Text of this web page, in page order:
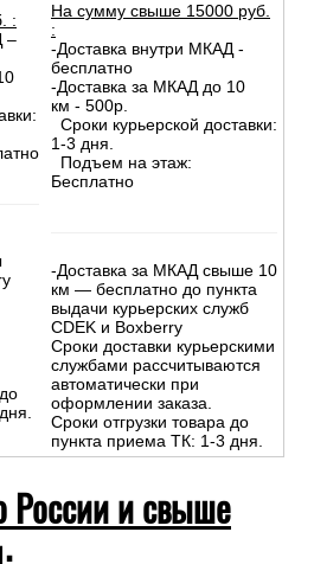
:
–
На сумму свыше 15000 руб.
:
-Доставка внутри МКАД -
бесплатно
-Доставка за МКАД до 10
км - 500р.
Сроки курьерской доставки:
1-3 дня.
Подъем на этаж:
Бесплатно
-Доставка за МКАД свыше 10
км — бесплатно до пункта
выдачи курьерских служб
CDEK и Boxberry
Сроки доставки курьерскими
службами рассчитываются
автоматически при
оформлении заказа.
Сроки отгрузки товара до
пункта приема ТК: 1-3 дня.
России и свыше